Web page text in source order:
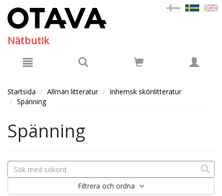
Nätbutik
Startsida Allmän litteratur
Inhemsk skönlitteratur
Spänning
Spänning
Filtrera och ordna